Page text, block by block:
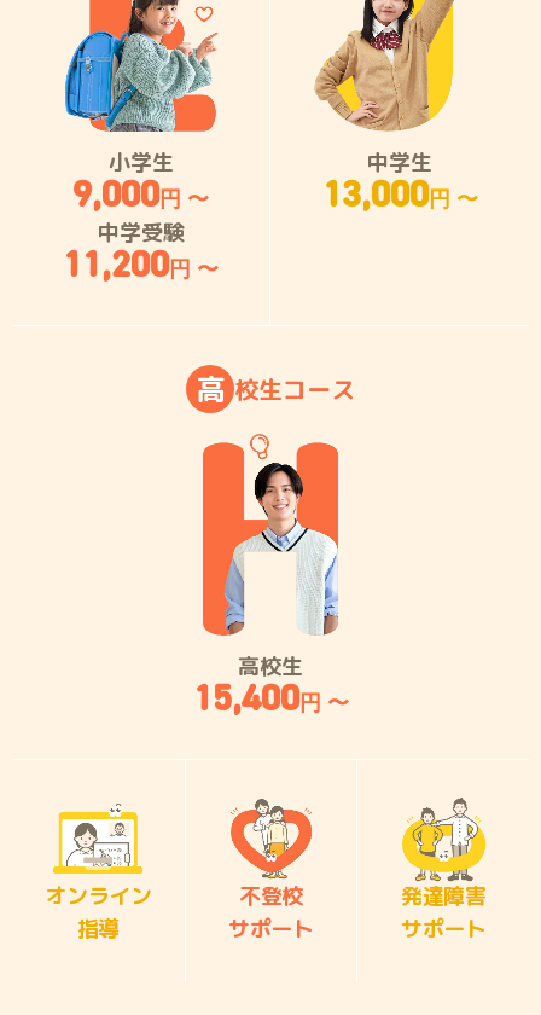
小学生
9,000円 〜
中学受験
11,200円 〜
中学生
13,000円 〜
高 校生コース
高校生
15,400円 〜
オンライン
指導
不登校
サポート
発達障害
サポート